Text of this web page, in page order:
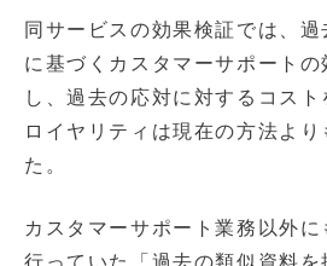
同サービスの効果検証では、
に基づくカスタマーサポート
し、過去の応対に対するコス
ロイヤリティは現在の方法よ
た。
カスタマーサポート業務以外